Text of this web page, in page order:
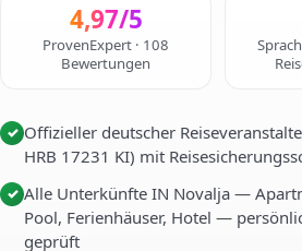
4,97/5
ProvenExpert · 108
Bewertungen
✓ Offizieller deutscher
HRB 17231 KI) mit
✓ Alle Unterkünfte IN Novalja —
Pool, Ferienhäuser, Hotel —
geprüft